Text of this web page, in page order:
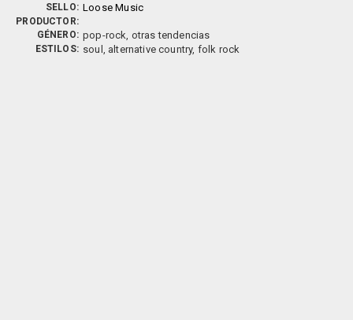
SELLO: Loose Music
PRODUCTOR:
GÉNERO: pop-rock, otras tendencias
ESTILOS: soul, alternative country, folk rock